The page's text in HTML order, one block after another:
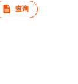
查询